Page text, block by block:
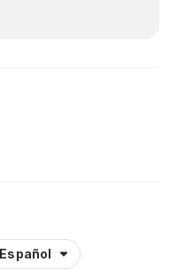
Español